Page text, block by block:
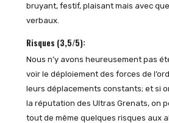
bruyant, festif, plaisant mais avec
verbaux.
Risques (3,5/5):
Nous n’y avons heureusement pas
voir le déploiement des forces de
leurs déplacements constants; et si
la réputation des Ultras Grenats, on
tout de même quelques risques aux